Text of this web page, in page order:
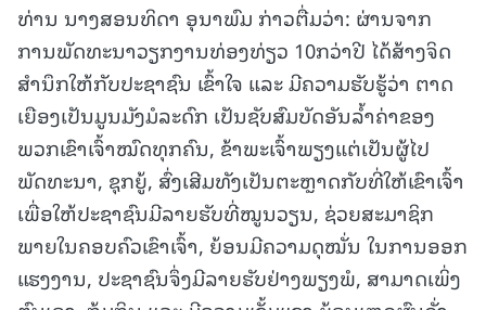
ທ່ານ ນາງສອນທິດາ ອຸນາພົມ ກ່າວຕື່ມວ່າ: ຜ່ານຈາກ
ການພັດທະນາວຽກງານທ່ອງທ່ຽວ 10ກວ່າປີ ໄດ້ສ້າງຈິດ
ສໍານຶກໃຫ້ກັບປະຊາຊົນ ເຂົ້າໃຈ ແລະ ມີຄວາມຮັບຮູ້ວ່າ ຕາດ
ເຍືອງເປັນມູນມັງມໍລະດົກ ເປັນຊັບສົມບັດອັນລໍ້າຄ່າຂອງ
ພວກເຂົາເຈົ້າໝົດທຸກຄົນ, ຂ້າພະເຈົ້າພຽງແຕ່ເປັນຜູ້ໄປ
ພັດທະນາ, ຊຸກຍູ້, ສົ່ງເສີມທັງເປັນຕະຫຼາດກັບທີ່ໃຫ້ເຂົາເຈົ້າ
ເພື່ອໃຫ້ປະຊາຊົນມີລາຍຮັບທີ່ໝູນວຽນ, ຊ່ວຍສະມາຊິກ
ພາຍໃນຄອບຄົວເຂົາເຈົ້າ, ຍ້ອນມີຄວາມດຸໝັ່ນ ໃນການອອກ
ແຮງງານ, ປະຊາຊົນຈຶ່ງມີລາຍຮັບຢ່າງພຽງພໍ, ສາມາດເພິ່ງ